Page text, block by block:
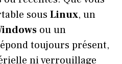
sous Linux, un
ou un
toujours présent,
ni verrouillage